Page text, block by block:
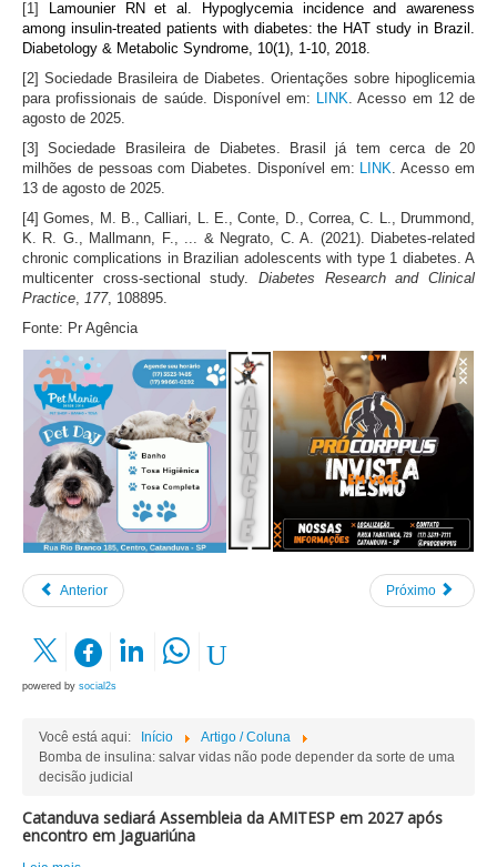
[1]
Lamounier RN et al. Hypoglycemia incidence and awareness
among insulin-treated patients with diabetes: the HAT study in Brazil.
Diabetology & Metabolic Syndrome, 10(1), 1-10, 2018.
[2] Sociedade Brasileira de Diabetes. Orientações sobre hipoglicemia
para profissionais de saúde. Disponível em:
LINK . Acesso em 12 de
agosto de 2025.
[3] Sociedade Brasileira de Diabetes. Brasil já tem cerca de 20
milhões de pessoas com Diabetes. Disponível em: LINK . Acesso em
13 de agosto de 2025.
[4] Gomes, M. B., Calliari, L. E., Conte, D., Correa, C. L., Drummond,
K. R. G., Mallmann, F., ... & Negrato, C. A. (2021). Diabetes-related
chronic complications in Brazilian adolescents with type 1 diabetes. A
multicenter cross-sectional study. Diabetes Research and Clinical
Practice
177, 108895.
Fonte: Pr Agência
Anterior Próximo
powered by social2s
Você está aqui: Início
Artigo / Coluna
Bomba de insulina: salvar vidas não pode depender da sorte de uma
decisão judicial
Catanduva sediará Assembleia da AMITESP em 2027 após
encontro em Jaguariúna